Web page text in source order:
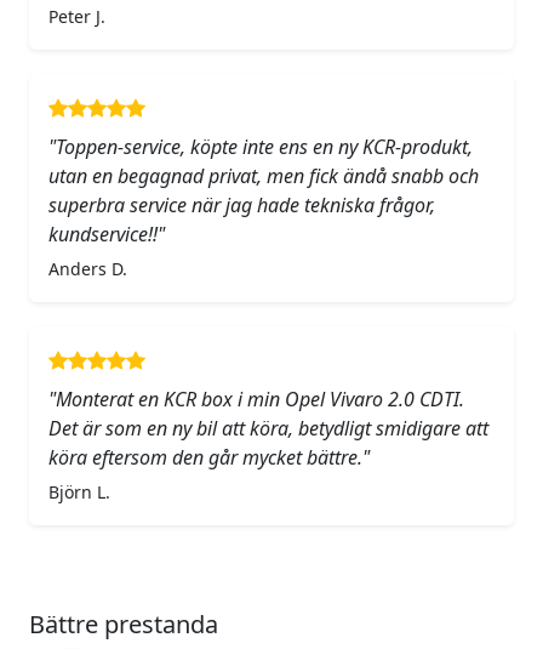
Peter J.
"Toppen-service, köpte inte ens en ny KCR-produkt,
utan en begagnad privat, men fick ändå snabb och
superbra service när jag hade tekniska frågor,
kundservice!!"
Anders D.
"Monterat en KCR box i min Opel Vivaro 2.0 CDTI.
Det är som en ny bil att köra, betydligt smidigare att
köra eftersom den går mycket bättre."
Björn L.
Bättre prestanda